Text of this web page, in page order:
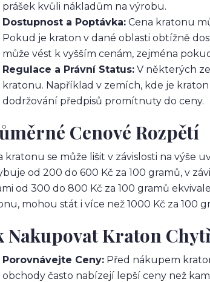
prášek kvůli nákladům na výrobu.
Dostupnost a Poptávka: Cena kratonu
Pokud je kraton v dané oblasti obtížně
může vést k vyšším cenám, zejména
Regulace a Právní Status: V některých
kratonu. Například v zemích, kde je
dodržování předpisů promítnuty do ceny.
Cenové Rozpětí
kratonu se může lišit v závislosti na výše
od 200 do 600 Kč za 100 gramů, v
od 300 do 800 Kč za 100 gramů
mohou stát i více než 1000 Kč za 100
Nakupovat Kraton
Porovnávejte Ceny: Před nákupem
obchody často nabízejí lepší ceny než